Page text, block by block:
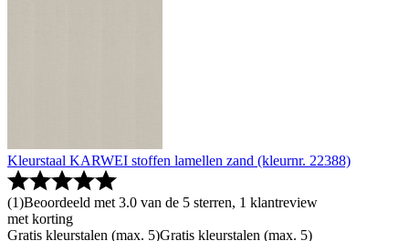
Kleurstaal KARWEI stoffen lamellen zand (kleurnr. 22388)
(1)Beoordeeld met 3.0 van de 5 sterren, 1 klantreview
met korting
Gratis kleurstalen (max. 5)Gratis kleurstalen (max. 5)